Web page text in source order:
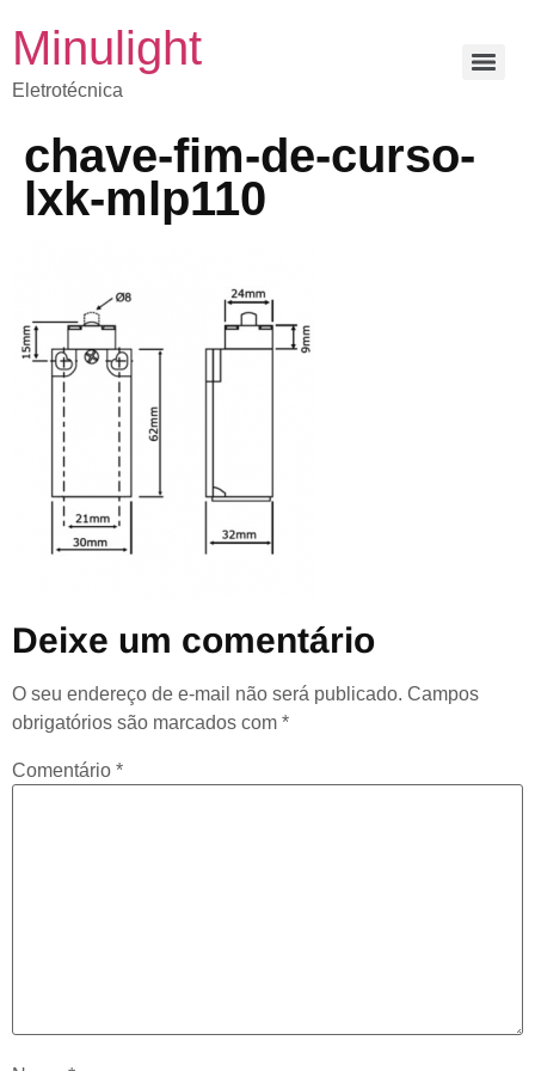
Minulight
Eletrotécnica
chave-fim-de-curso-
lxk-mlp110
Deixe um comentário
O seu endereço de e-mail não será publicado. Campos
obrigatórios são marcados com *
Comentário *